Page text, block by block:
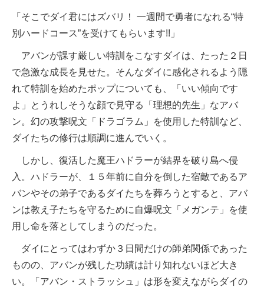
「そこでダイ君にはズバリ！ 一週間で勇者になれる“特
別ハードコース”を受けてもらいます!!」
アバンが課す厳しい特訓をこなすダイは、たった２日
で急激な成長を見せた。そんなダイに感化されるよう隠
れて特訓を始めたポップについても、「いい傾向です
よ」とうれしそうな顔で見守る「理想的先生」なアバ
ン。幻の攻撃呪文「ドラゴラム」を使用した特訓など、
ダイたちの修行は順調に進んでいく。
しかし、復活した魔王ハドラーが結界を破り島へ侵
入。ハドラーが、１５年前に自分を倒した宿敵であるア
バンやその弟子であるダイたちを葬ろうとすると、アバ
ンは教え子たちを守るために自爆呪文「メガンテ」を使
用し命を落としてしまうのだった。
ダイにとってはわずか３日間だけの師弟関係であった
ものの、アバンが残した功績は計り知れないほど大き
い。「アバン・ストラッシュ」は形を変えながらダイの